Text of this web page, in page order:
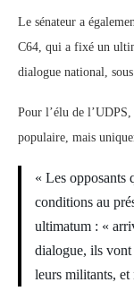
Le sénateur a
C64, qui a fixé un
dialogue national,
Pour l’élu de
populaire, mais
« Les opposants
conditions au
ultimatum : «
dialogue, ils
leurs militants,